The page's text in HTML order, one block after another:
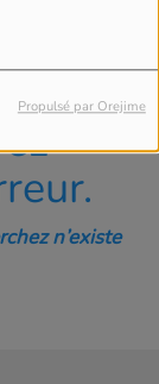
Propulsé par Orejime
n’existe